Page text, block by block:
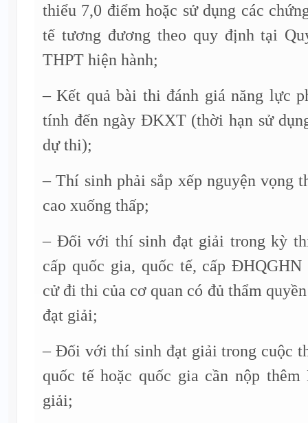
thiểu 7,0 điểm hoặc sử dụng các
tế tương đương theo quy định tại
THPT hiện hành;
– Kết quả bài thi đánh giá năng lực
tính đến ngày ĐKXT (thời hạn sử
dự thi);
– Thí sinh phải sắp xếp nguyện vọng
cao xuống thấp;
– Đối với thí sinh đạt giải trong kỳ
cấp quốc gia, quốc tế, cấp
cử đi thi của cơ quan có đủ thẩm
đạt giải;
– Đối với thí sinh đạt giải trong cuộc
quốc tế hoặc quốc gia cần nộp
giải;